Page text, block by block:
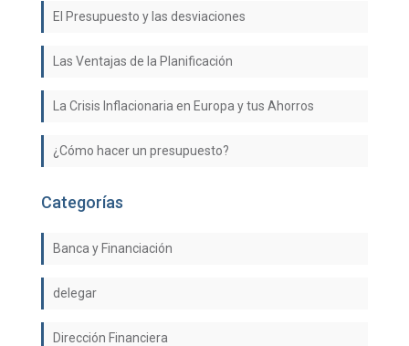
El Presupuesto y las desviaciones
Las Ventajas de la Planificación
La Crisis Inflacionaria en Europa y tus Ahorros
¿Cómo hacer un presupuesto?
Categorías
Banca y Financiación
delegar
Dirección Financiera